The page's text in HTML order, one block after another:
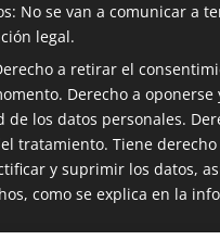
No se van a comunicar a
legal.
a retirar el
Derecho a oponerse
de los datos personales.
tratamiento. Tiene derecho
y suprimir los datos,
como se explica en la